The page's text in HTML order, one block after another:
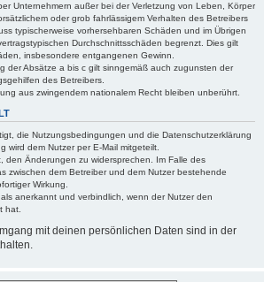
Unternehmern außer bei der Verletzung von Leben, Körper
oder grob fahrlässigem Verhalten des Betreibers
typischerweise vorhersehbaren Schäden und im Übrigen
Durchschnittsschäden begrenzt. Dies gilt
insbesondere entgangenen Gewinn.
der Absätze a bis c gilt sinngemäß auch zugunsten der
des Betreibers.
aus zwingendem nationalem Recht bleiben unberührt.
die Nutzungsbedingungen und die Datenschutzerklärung
wird dem Nutzer per E-Mail mitgeteilt.
den Änderungen zu widersprechen. Im Falle des
zwischen dem Betreiber und dem Nutzer bestehende
Wirkung.
anerkannt und verbindlich, wenn der Nutzer den
hat.
mit deinen persönlichen Daten sind in der